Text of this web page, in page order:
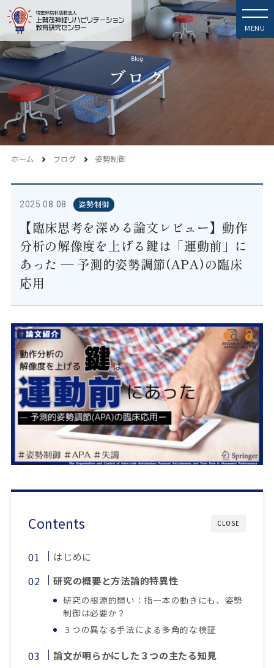
ブログ
ホーム ブログ 姿勢制御
2025.08.08 姿勢制御
【臨床思考を深める論文レビュー】動作
分析の解像度を上げる鍵は「運動前」に
あった — 予測的姿勢調節(APA)の臨床
応用
CLOSE
Contents
はじめに
研究の概要と方法論的特異性
研究の根源的問い：指一本の動きにも、姿勢
制御は必要か？
３つの異なる手法による多角的な検証
論文が明らかにした３つの主たる知見